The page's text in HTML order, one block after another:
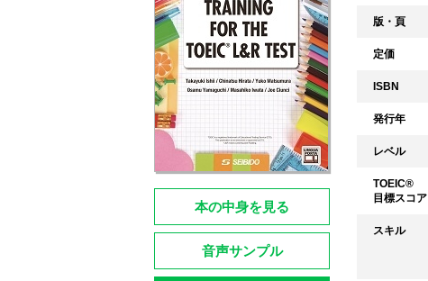
本の中身を見る
音声サンプル
版・頁
定価
ISBN
発行年
レベル
TOEIC®
目標スコア
スキル